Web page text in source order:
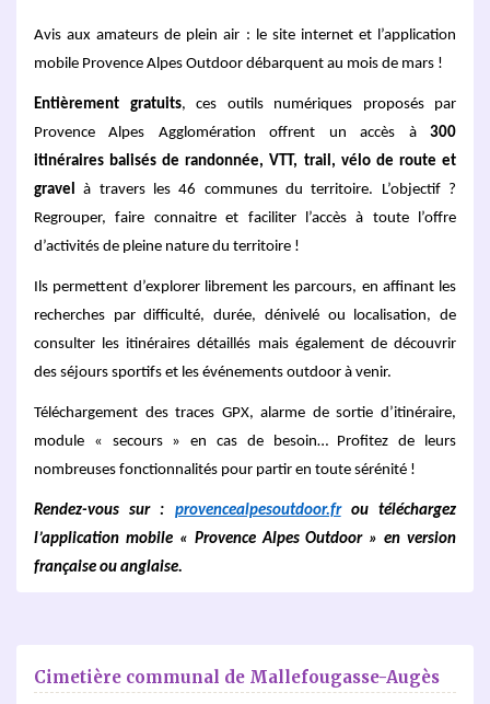
Avis aux amateurs de plein air : le site internet et l’application
mobile Provence Alpes Outdoor débarquent au mois de mars !
Entièrement gratuits, ces outils numériques proposés par
Provence Alpes Agglomération offrent un accès à 300
itinéraires balisés de randonnée, VTT, trail, vélo de route et
gravelà travers les 46 communes du territoire. L’objectif ?
Regrouper, faire connaitre et faciliter l’accès à toute l’offre
d’activités de pleine nature du territoire !
Ils permettent d’explorer librement les parcours, en affinant les
recherches par difficulté, durée, dénivelé ou localisation, de
consulter les itinéraires détaillés mais également de découvrir
des séjours sportifs et les événements outdoor à venir.
Téléchargement des traces GPX, alarme de sortie d’itinéraire,
module « secours » en cas de besoin… Profitez de leurs
nombreuses fonctionnalités pour partir en toute sérénité !
Rendez-vous sur : provencealpesoutdoor.frou téléchargez
l’application mobile « Provence Alpes Outdoor » en version
française ou anglaise.
Cimetière communal de Mallefougasse-Augès